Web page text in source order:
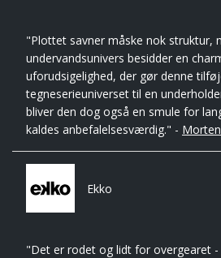
"Plottet savner måske nok struktur,
undervandsunivers besidder en
uforudsigelighed, der gør denne
tegneserieuniverset til en
bliver den dog også en smule for
kaldes anbefalelsesværdig." -
Ekko
"Det er rodet og lidt for overgearet -